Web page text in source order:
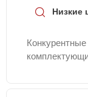
Низкие